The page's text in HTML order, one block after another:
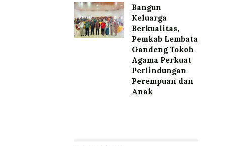
Bangun
Keluarga
Berkualitas,
Pemkab Lembata
Gandeng Tokoh
Agama Perkuat
Perlindungan
Perempuan dan
Anak